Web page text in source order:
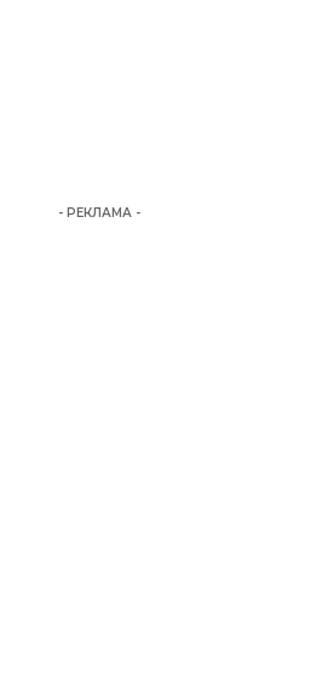
- РЕКЛАМА -